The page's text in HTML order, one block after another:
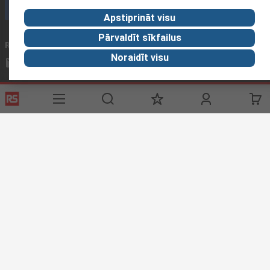
Zvanīt klientu servisam
Rakstīt epastu parasti atbildam 12h laikā
sales@rsdelivers.lv
Sociālie tīkli
Apstiprināt visu
Pārvaldīt sīkfailus
Noraidīt visu